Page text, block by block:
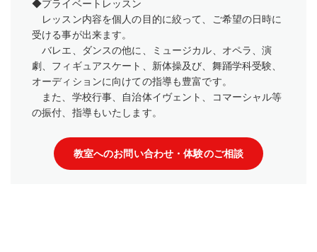
◆プライベートレッスン
レッスン内容を個人の目的に絞って、ご希望の日時に
受ける事が出来ます。
バレエ、ダンスの他に、ミュージカル、オペラ、演
劇、フィギュアスケート、新体操及び、舞踊学科受験、
オーディションに向けての指導も豊富です。
また、学校行事、自治体イヴェント、コマーシャル等
の振付、指導もいたします。
教室へのお問い合わせ・体験のご相談